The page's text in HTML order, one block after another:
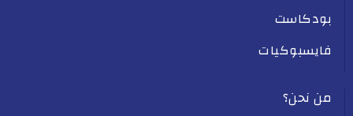
بودكاست
فايسبوكيات
من نحن؟